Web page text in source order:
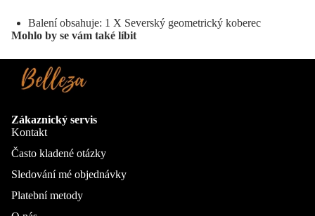
Balení obsahuje: 1 X Severský geometrický koberec
Mohlo by se vám také líbit
Zákaznický servis
Kontakt
Často kladené otázky
Sledování mé objednávky
Platební metody